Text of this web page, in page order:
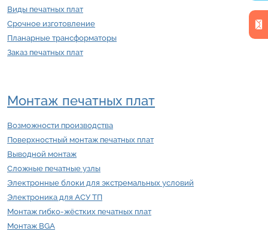
Виды печатных плат
Срочное изготовление
Планарные трансформаторы
Заказ печатных плат
Монтаж печатных плат
Возможности производства
Поверхностный монтаж печатных плат
Выводной монтаж
Сложные печатные узлы
Электронные блоки для экстремальных условий
Электроника для АСУ ТП
Монтаж гибко-жёстких печатных плат
Монтаж BGA